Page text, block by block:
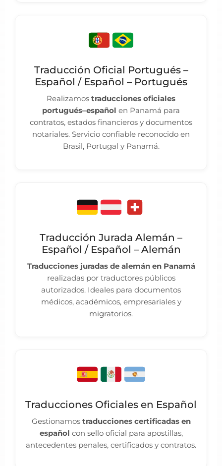
Traducción Oficial Portugués –
Español / Español – Portugués
Realizamos traducciones oficiales
portugués–español en Panamá para
contratos, estados financieros y documentos
notariales. Servicio confiable reconocido en
Brasil, Portugal y Panamá.
Traducción Jurada Alemán –
Español / Español – Alemán
Traducciones juradas de alemán en Panamá
realizadas por traductores públicos
autorizados. Ideales para documentos
médicos, académicos, empresariales y
migratorios.
Traducciones Oficiales en Español
Gestionamos traducciones certificadas en
español con sello oficial para apostillas,
antecedentes penales, certificados y contratos.